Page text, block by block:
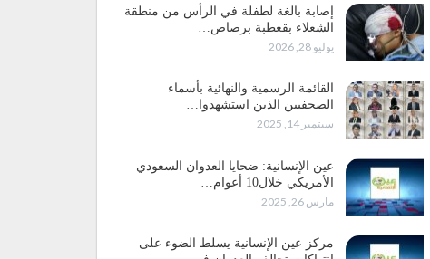
إصابة بالغة لطفلة في الرأس من منطقة
الشعلاء بقعطبة برصاص…
يوليو 28, 2026
القائمة الرسمية والنهائية بأسماء
الصحفيين الذين استشهدوا…
سبتمبر 14, 2025
عين الإنسانية: ضحايا العدوان السعودي
الأمريكي خلال10 أعوام…
مارس 26, 2025
مركز عين الإنسانية يسلط الضوء على